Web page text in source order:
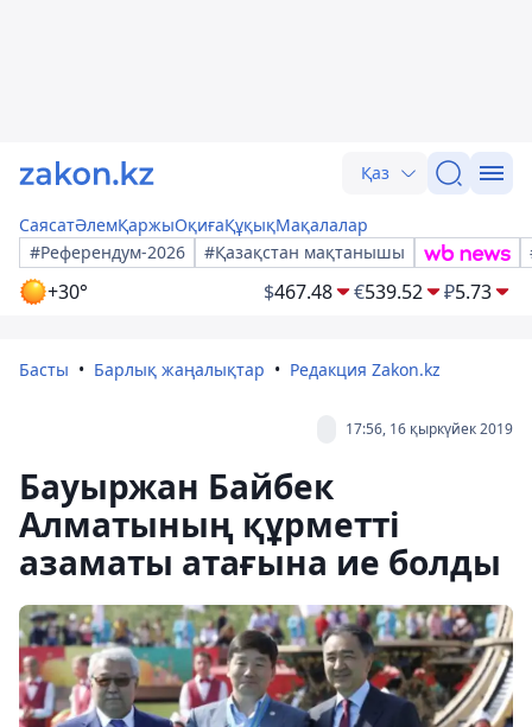
Қаз
СаясатӘлемҚаржыОқиғаҚұқықМақалалар
#Референдум-2026
#Қазақстан мақтанышы
+30° $467.48 €539.52 ₽5.73
Басты Барлық жаңалықтар Редакция Zakon.kz
17:56, 16 қыркүйек 2019
Бауыржан Байбек
Алматының құрметті
азаматы атағына ие болды